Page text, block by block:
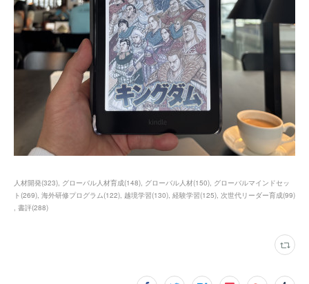
人材開発(323) グローバル人材育成(148) グローバル人材(150) グローバルマインドセッ
ト(269) 海外研修プログラム(122) 越境学習(130) 経験学習(125) 次世代リーダー育成(99)
書評(288)